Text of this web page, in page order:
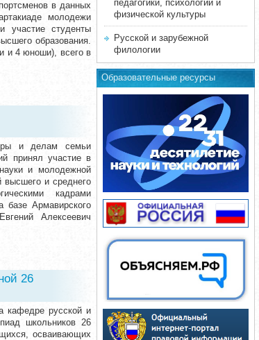
в данных
молодежи
участие студенты
образования.
и 4 юноши), всего в
и делам семьи
принял участие в
и молодежной
высшего и среднего
кадрами
базе Армавирского
Алексеевич
26
кафедре русской и
школьников 26
осваивающих
педагогики, психологии и
физической культуры
Русской и зарубежной
филологии
Образовательные ресурсы